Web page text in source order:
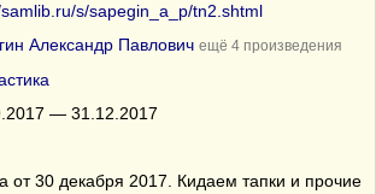
s/sapegin_a_p/tn2.shtml
Александр Павлович ещё 4 произведения
— 31.12.2017
от 30 декабря 2017. Кидаем тапки и прочие